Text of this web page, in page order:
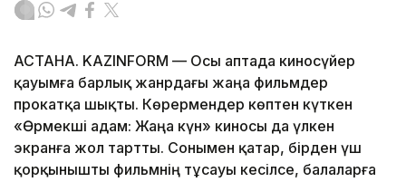
АСТАНА. KAZINFORM — Осы аптада киносүйер
қауымға барлық жанрдағы жаңа фильмдер
прокатқа шықты. Көрермендер көптен күткен
«Өрмекші адам: Жаңа күн» киносы да үлкен
экранға жол тартты. Сонымен қатар, бірден үш
қорқынышты фильмнің тұсауы кесілсе, балаларға